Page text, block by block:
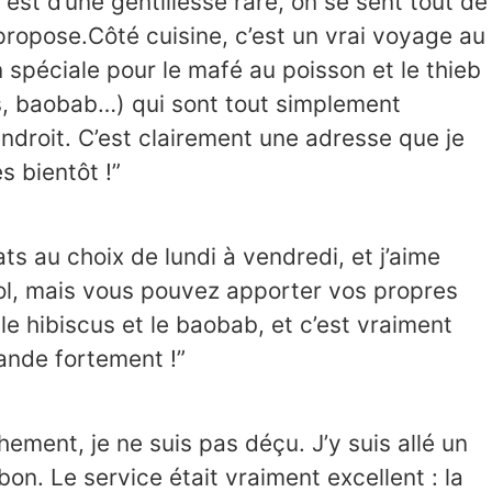
cuisine, c’est un vrai voyage au
pour le mafé au poisson et le thieb
baobab…) qui sont tout simplement
C’est clairement une adresse que je
bientôt !”
au choix de lundi à vendredi, et j’aime
mais vous pouvez apporter vos propres
hibiscus et le baobab, et c’est vraiment
fortement !”
je ne suis pas déçu. J’y suis allé un
Le service était vraiment excellent : la